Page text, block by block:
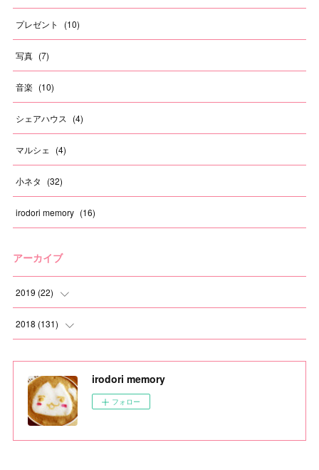
プレゼント (10)
写真 (7)
音楽 (10)
シェアハウス (4)
マルシェ (4)
小ネタ (32)
irodori memory (16)
アーカイブ
2019 (22)
(1)
(1)
(2)
(1)
2018 (131)
(4)
(9)
(16)
irodori memory
フォロー